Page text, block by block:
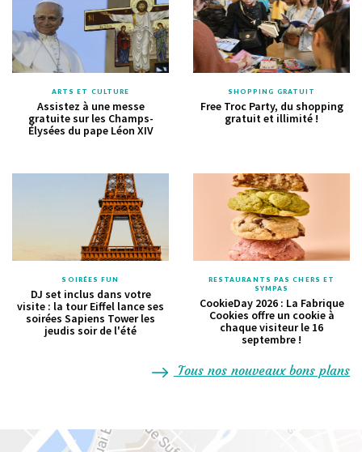
ARTS ET CULTURE
Assistez à une messe
gratuite sur les Champs-
Élysées du pape Léon XIV
SHOPPING GRATUIT
Free Troc Party, du shopping
gratuit et illimité !
SOIRÉES FUN
DJ set inclus dans votre
visite : la tour Eiffel lance ses
soirées Sapiens Tower les
jeudis soir de l'été
RESTAURANTS PAS CHERS ET
SYMPAS
CookieDay 2026 : La Fabrique
Cookies offre un cookie à
chaque visiteur le 16
septembre !
Tous nos nouveaux bons plans